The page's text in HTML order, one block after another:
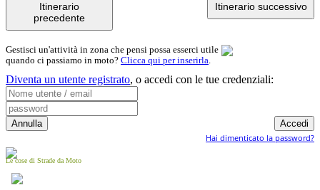
Itinerario
precedente
Itinerario successivo
Gestisci un'attività in zona che pensi possa esserci utile
quando ci passiamo in moto? Clicca qui per inserirla.
Diventa un utente registrato, o accedi con le tue credenziali:
Hai dimenticato la password?
Le cose di Strade da Moto